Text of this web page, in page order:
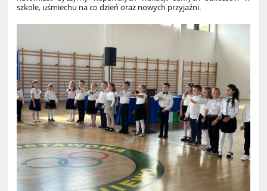
szkole, uśmiechu na co dzień oraz nowych przyjaźni.